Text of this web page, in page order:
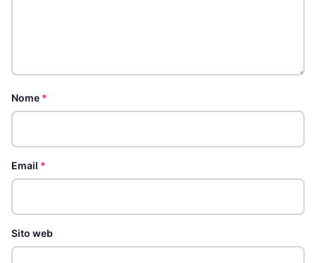
Nome *
Email *
Sito web